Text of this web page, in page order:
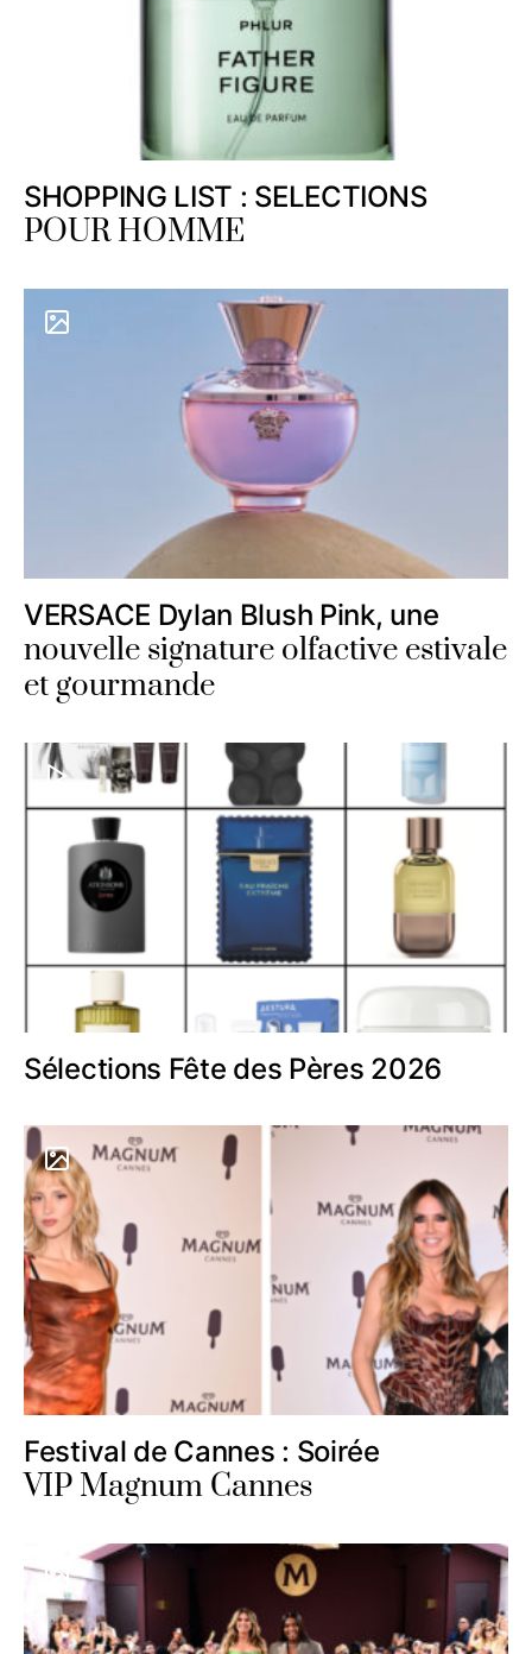
SHOPPING LIST : SELECTIONS
POUR HOMME
VERSACE Dylan Blush Pink, une
nouvelle signature olfactive estivale
et gourmande
Sélections Fête des Pères 2026
Festival de Cannes : Soirée
VIP Magnum Cannes